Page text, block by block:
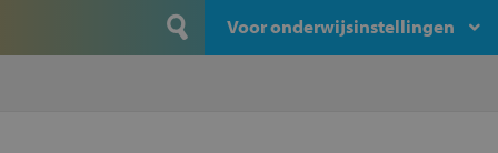
Voor onderwijsinstellingen